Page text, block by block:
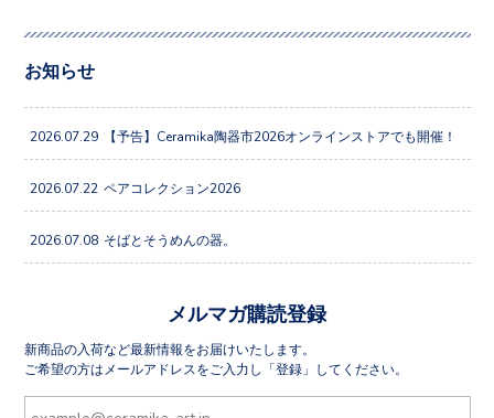
お知らせ
2026.07.29 【予告】Ceramika陶器市2026オンラインストアでも開催！
2026.07.22 ペアコレクション2026
2026.07.08 そばとそうめんの器。
メルマガ購読登録
新商品の入荷など最新情報をお届けいたします。
ご希望の方はメールアドレスをご入力し「登録」してください。